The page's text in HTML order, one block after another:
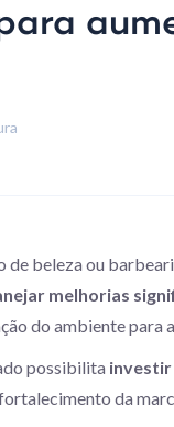
de beleza ou
melhorias
do ambiente para
possibilita investir
da